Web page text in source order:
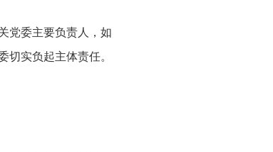
党委主要负责人，如
切实负起主体责任。